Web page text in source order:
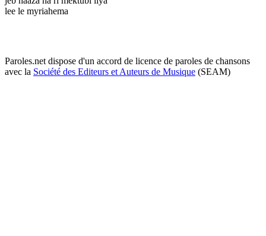
lee le myriahema
Paroles.net dispose d'un accord de licence de paroles de chansons
avec la Société des Editeurs et Auteurs de Musique (SEAM)